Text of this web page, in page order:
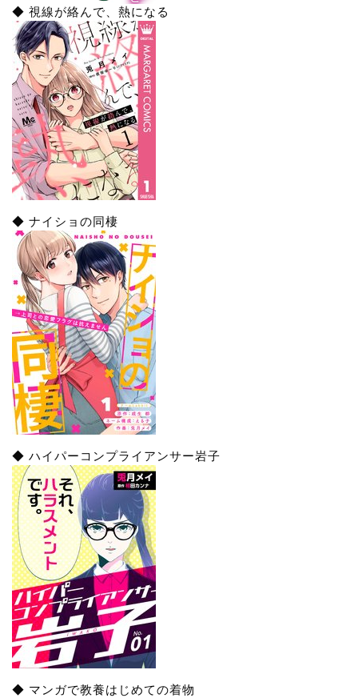
◆ 視線が絡んで、熱になる
◆ ナイショの同棲
◆ ハイパーコンプライアンサー岩子
◆ マンガで教養はじめての着物